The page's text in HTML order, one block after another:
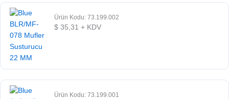
Ürün Kodu: 73.199.002
$ 35,31 + KDV
Ürün Kodu: 73.199.001